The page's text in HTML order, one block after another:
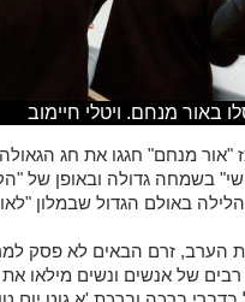
באור מנחם. ויטלי חיימוב
"אור מנחם" חגגו את חג
בשמחה גדולה ובאופן של
באולם הגדול שבמלון
הערב, זרם הבאים לא פסק
של אנשים ונשים מילאו